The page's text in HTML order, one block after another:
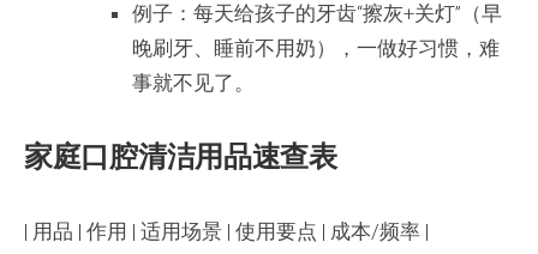
例子：每天给孩子的牙齿“擦灰+关灯”（早
晚刷牙、睡前不用奶），一做好习惯，难
事就不见了。
家庭口腔清洁用品速查表
| 用品 | 作用 | 适用场景 | 使用要点 | 成本/频率 |